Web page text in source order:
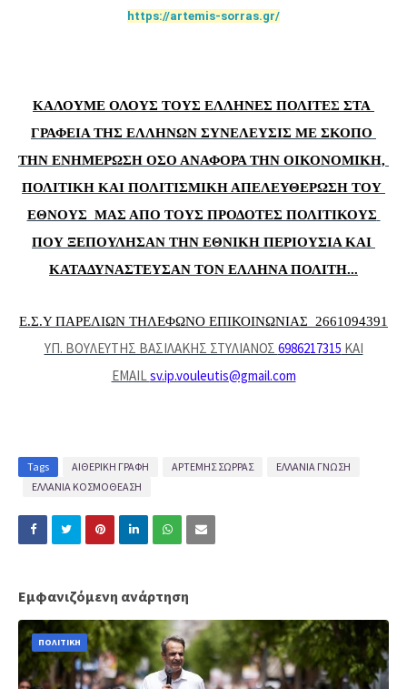
https://artemis-sorras.gr/
ΚΑΛΟΥΜΕ ΟΛΟΥΣ ΤΟΥΣ ΕΛΛΗΝΕΣ ΠΟΛΙΤΕΣ ΣΤΑ
ΓΡΑΦΕΙΑ ΤΗΣ ΕΛΛΗΝΩΝ ΣΥΝΕΛΕΥΣΙΣ ΜΕ ΣΚΟΠΟ
ΤΗΝ ΕΝΗΜΕΡΩΣΗ ΟΣΟ ΑΝΑΦΟΡΑ ΤΗΝ ΟΙΚΟΝΟΜΙΚΗ,
ΠΟΛΙΤΙΚΗ ΚΑΙ ΠΟΛΙΤΙΣΜΙΚΗ ΑΠΕΛΕΥΘΕΡΩΣΗ ΤΟΥ
ΕΘΝΟΥΣ  ΜΑΣ ΑΠΟ ΤΟΥΣ ΠΡΟΔΟΤΕΣ ΠΟΛΙΤΙΚΟΥΣ
ΠΟΥ ΞΕΠΟΥΛΗΣΑΝ ΤΗΝ ΕΘΝΙΚΗ ΠΕΡΙΟΥΣΙΑ ΚΑΙ
ΚΑΤΑΔΥΝΑΣΤΕΥΣΑΝ ΤΟΝ ΕΛΛΗΝΑ ΠΟΛΙΤΗ...
Ε.Σ.Υ ΠΑΡΕΛΙΩΝ ΤΗΛΕΦΩΝΟ ΕΠΙΚΟΙΝΩΝΙΑΣ  2661094391
ΥΠ. ΒΟΥΛΕΥΤΗΣ ΒΑΣΙΛΑΚΗΣ ΣΤΥΛΙΑΝΟΣ 6986217315 ΚΑΙ
EMAILsv.ip.vouleutis@gmail.com
Tags ΑΙΘΕΡΙΚΗ ΓΡΑΦΗ ΑΡΤΕΜΗΣ ΣΩΡΡΑΣ
ΕΛΛΑΝΙΑ ΓΝΩΣΗ
ΕΛΛΑΝΙΑ ΚΟΣΜΟΘΕΑΣΗ
Εμφανιζόμενη ανάρτηση
ΠΟΛΙΤΙΚΗ